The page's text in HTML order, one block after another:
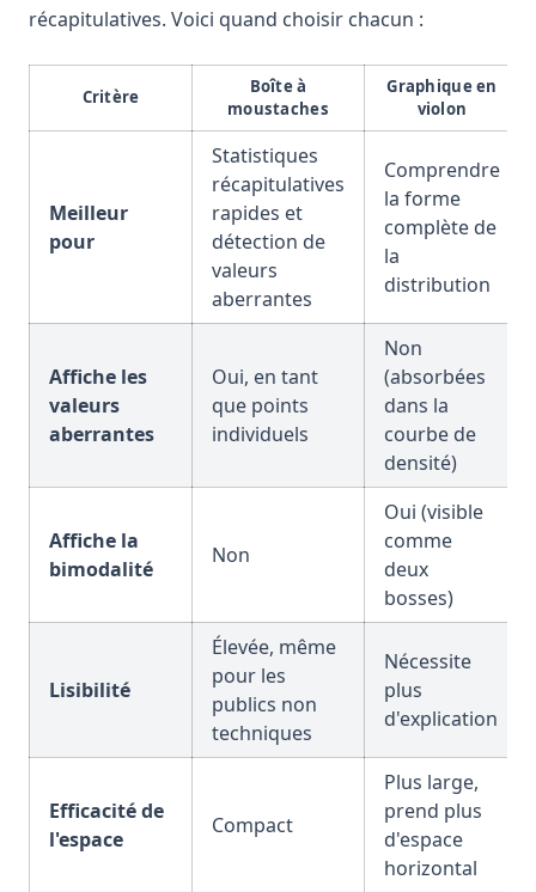
récapitulatives. Voici quand choisir chacun :
Critère
Boîte à
moustaches
Graphique en
violon
Meilleur
pour
Statistiques
récapitulatives
rapides et
détection de
valeurs
aberrantes
Comprendre
la forme
complète de
la
distribution
Affiche les
valeurs
aberrantes
Oui, en tant
que points
individuels
Non
(absorbées
dans la
courbe de
densité)
Affiche la
bimodalité
Non
Oui (visible
comme
deux
bosses)
Lisibilité
Élevée, même
pour les
publics non
techniques
Nécessite
plus
d'explication
Efficacité de
l'espace
Compact
Plus large,
prend plus
d'espace
horizontal